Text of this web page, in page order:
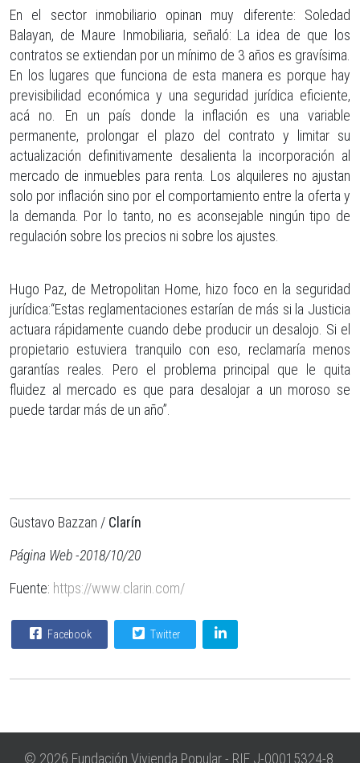
En el sector inmobiliario opinan muy diferente: Soledad
Balayan, de Maure Inmobiliaria, señaló: La idea de que los
contratos se extiendan por un mínimo de 3 años es gravísima.
En los lugares que funciona de esta manera es porque hay
previsibilidad económica y una seguridad jurídica eficiente,
acá no. En un país donde la inflación es una variable
permanente, prolongar el plazo del contrato y limitar su
actualización definitivamente desalienta la incorporación al
mercado de inmuebles para renta. Los alquileres no ajustan
solo por inflación sino por el comportamiento entre la oferta y
la demanda. Por lo tanto, no es aconsejable ningún tipo de
regulación sobre los precios ni sobre los ajustes.
Hugo Paz, de Metropolitan Home, hizo foco en la seguridad
jurídica:“Estas reglamentaciones estarían de más si la Justicia
actuara rápidamente cuando debe producir un desalojo. Si el
propietario estuviera tranquilo con eso, reclamaría menos
garantías reales. Pero el problema principal que le quita
fluidez al mercado es que para desalojar a un moroso se
puede tardar más de un año”.
Gustavo Bazzan / Clarín
Página Web -2018/10/20
Fuente: https://www.clarin.com/
Facebook Twitter
© 2026 Fundación Vivienda Popular - RIF J-00015324-8.